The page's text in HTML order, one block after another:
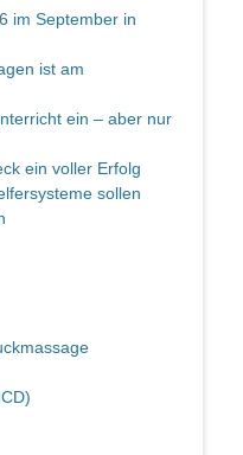
im September in
ist am
ein – aber nur
ein voller Erfolg
sollen